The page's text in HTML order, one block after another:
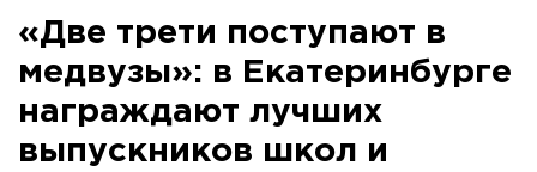
«Две трети поступают в
медвузы»: в Екатеринбурге
награждают лучших
выпускников школ и